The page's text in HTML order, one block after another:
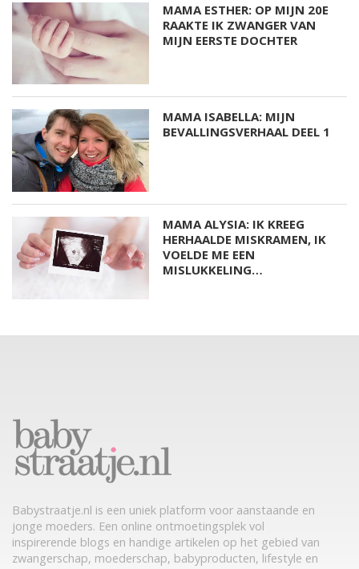
MAMA ESTHER: OP MIJN 20E
RAAKTE IK ZWANGER VAN
MIJN EERSTE DOCHTER
MAMA ISABELLA: MIJN
BEVALLINGSVERHAAL DEEL 1
MAMA ALYSIA: IK KREEG
HERHAALDE MISKRAMEN, IK
VOELDE ME EEN
MISLUKKELING…
Babystraatje.nl is een uniek platform voor aanstaande en
jonge moeders. Een online ontmoetingsplek vol
inspirerende blogs en handige artikelen op het gebied van
zwangerschap, moederschap, babyproducten, lifestyle en